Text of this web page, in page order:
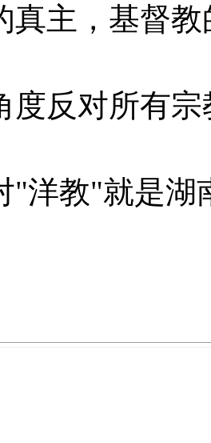
真主，基督
度反对所有
"洋教"就是湖